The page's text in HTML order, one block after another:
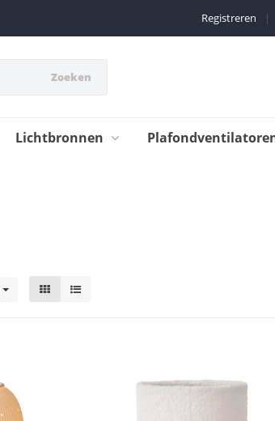
|
Registreren
Zoeken
Lichtbronnen